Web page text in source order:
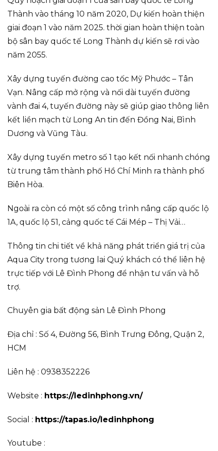
Thành vào tháng 10 năm 2020, Dự kiến hoàn thiện
giai đoạn 1 vào năm 2025. thời gian hoàn thiện toàn
bộ sân bay quốc tế Long Thành dự kiến sẽ rơi vào
năm 2055.
Xây dựng tuyến đường cao tốc Mỹ Phước – Tân
Vạn. Nâng cấp mở rộng và nối dài tuyến đường
vành đai 4, tuyến đường này sẽ giúp giao thông liên
kết liền mạch từ Long An tin đến Đồng Nai, Bình
Dương và Vũng Tàu.
Xây dựng tuyến metro số 1 tạo kết nối nhanh chóng
từ trung tâm thành phố Hồ Chí Minh ra thành phố
Biên Hòa.
Ngoài ra còn có một số công trình nâng cấp quốc lộ
1A, quốc lộ 51, cảng quốc tế Cái Mép – Thị Vải…
Thông tin chi tiết về khả năng phát triển giá trị của
Aqua City trong tương lai Quý khách có thể liên hệ
trực tiếp với Lê Đình Phong để nhận tư vấn và hỗ
trợ.
Chuyên gia bất động sản Lê Đình Phong
Địa chỉ : Số 4, Đường 56, Bình Trưng Đông, Quận 2,
HCM
Liên hệ : 0938352226
Website : https://ledinhphong.vn/
Social : https://tapas.io/ledinhphong
Youtube :